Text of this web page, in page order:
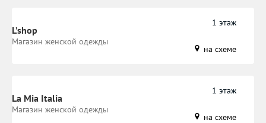
L’shop
Магазин женской одежды
1 этаж
на схеме
La Mia Italia
Магазин женской одежды
1 этаж
на схеме